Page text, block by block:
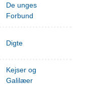
De unges
Forbund
Digte
Kejser og
Galilæer